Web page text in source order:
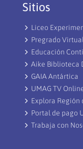
Sitios
Liceo
Pregrado Virtual
Educación
Aike Biblioteca
GAIA Antártica
UMAG TV
Explora Región
Portal de pago
Trabaja con